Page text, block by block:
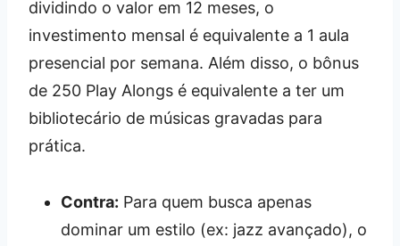
dividindo o valor em 12 meses, o
investimento mensal é equivalente a 1 aula
presencial por semana. Além disso, o bônus
de 250 Play Alongs é equivalente a ter um
bibliotecário de músicas gravadas para
prática.
Contra: Para quem busca apenas
dominar um estilo (ex: jazz avançado), o